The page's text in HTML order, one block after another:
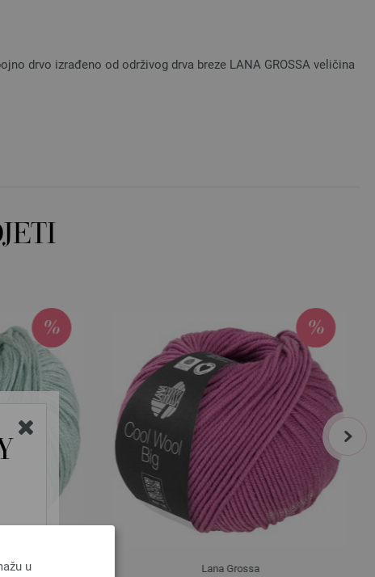
u
drvo izrađeno od održivog drva breze LANA GROSSA veličina
Lana Grossa
next